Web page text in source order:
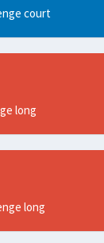
court
long
long